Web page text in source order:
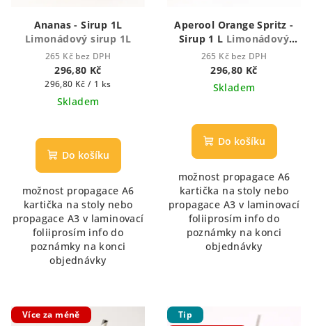
Ananas - Sirup 1L
Limonádový sirup 1L
265 Kč bez DPH
296,80 Kč
Měrná
cena:
296,80 Kč / 1 ks
Skladem
hodnocení
produktu
z
5
hvězdiček.
Do košíku
možnost propagace A6
kartička na stoly nebo
propagace A3 v laminovací
foliiprosím info do
poznámky na konci
objednávky
Aperool Orange Spritz -
Sirup 1 L Limonádový
sirup 1L
265 Kč bez DPH
296,80 Kč
Skladem
hodnocení
produktu
z
5
hvězdiček.
Do košíku
možnost propagace A6
kartička na stoly nebo
propagace A3 v laminovací
foliiprosím info do
poznámky na konci
objednávky
Více za méně
Tip